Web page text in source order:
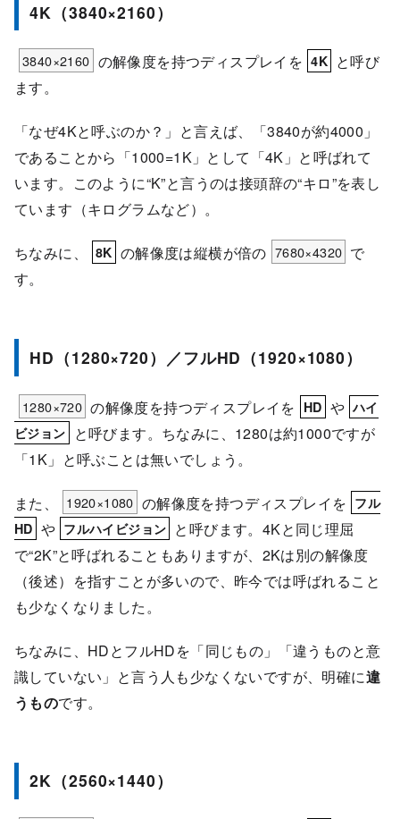
4K（3840×2160）
3840×2160 の解像度を持つディスプレイを 4K と呼び
ます。
「なぜ4Kと呼ぶのか？」と言えば、「3840が約4000」
であることから「1000=1K」として「4K」と呼ばれて
います。このように“K”と言うのは接頭辞の“キロ”を表し
ています（キログラムなど）。
ちなみに、 8K の解像度は縦横が倍の 7680×4320 で
す。
HD（1280×720）／フルHD（1920×1080）
1280×720 の解像度を持つディスプレイを HD や ハイ
ビジョン と呼びます。ちなみに、1280は約1000ですが
「1K」と呼ぶことは無いでしょう。
また、 1920×1080 の解像度を持つディスプレイを フル
HD や フルハイビジョン と呼びます。4Kと同じ理屈
で“2K”と呼ばれることもありますが、2Kは別の解像度
（後述）を指すことが多いので、昨今では呼ばれること
も少なくなりました。
ちなみに、HDとフルHDを「同じもの」「違うものと意
識していない」と言う人も少なくないですが、明確に違
うものです。
2K（2560×1440）